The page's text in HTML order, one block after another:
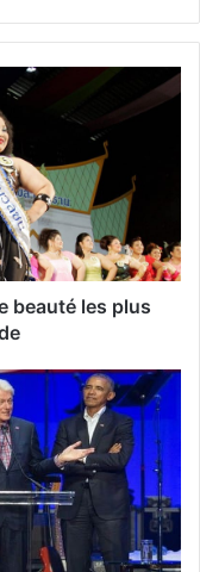
beauté les plus